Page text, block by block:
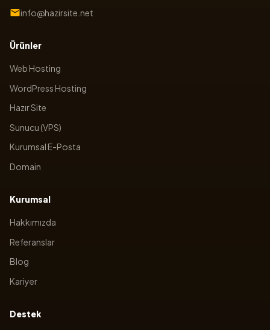
info@hazirsite.net
Ürünler
Web Hosting
WordPress Hosting
Hazır Site
Sunucu (VPS)
Kurumsal E-Posta
Domain
Kurumsal
Hakkımızda
Referanslar
Blog
Kariyer
Destek